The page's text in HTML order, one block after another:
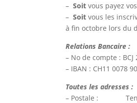
–Soit vous payez
–Soit vous les
à fin octobre lors du
Relations Bancaire :
– No de compte : BCJ
– IBAN : CH11 0078
Toutes les adresses :
– Postale : Tennis